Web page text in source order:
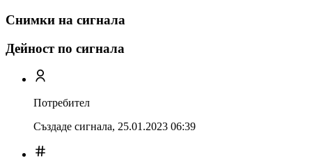
Снимки на сигнала
Дейност по сигнала
Потребител
Създаде сигнала, 25.01.2023 06:39